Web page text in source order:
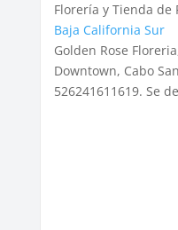
Florería y Tienda de
Baja California Sur
Golden Rose
Downtown, Cabo
526241611619. Se